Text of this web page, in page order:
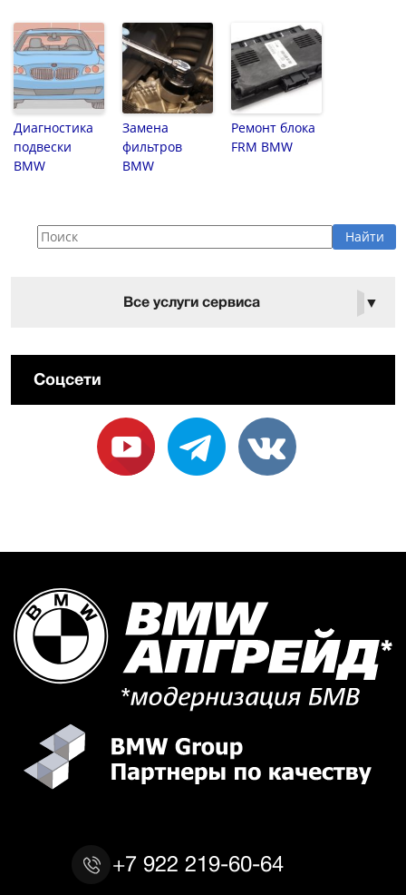
Диагностика
подвески
BMW
Замена
фильтров
BMW
Ремонт блока
FRM BMW
Все услуги сервиса ▼
Соцсети
+7 922 219-60-64